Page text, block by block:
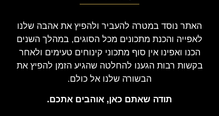
האתר נוסד במטרה להעביר ולהפיץ את אהבה שלנו
לאפייה והכנת מתכונים מכל הסוגים, במהלך השנים
הכנו ואפינו אין סוף מתכוני קינוחים טעימים ולאחר
בקשות רבות הגענו להחלטה שהגיע הזמן להפיץ את
הבשורה שלנו אל כולם.
תודה שאתם כאן, אוהבים אתכם.